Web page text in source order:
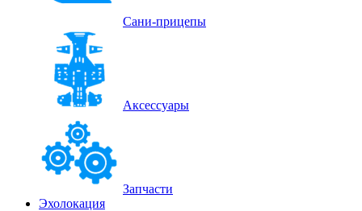
Сани-прицепы
Аксессуары
Запчасти
Эхолокация